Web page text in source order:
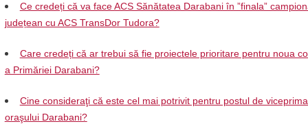
Ce credeți că va face ACS Sănătatea Darabani în ”finala”
județean cu ACS TransDor Tudora?
Care credeți că ar trebui să fie proiectele prioritare pentru noua
a Primăriei Darabani?
Cine consideraţi că este cel mai potrivit pentru postul de
oraşului Darabani?